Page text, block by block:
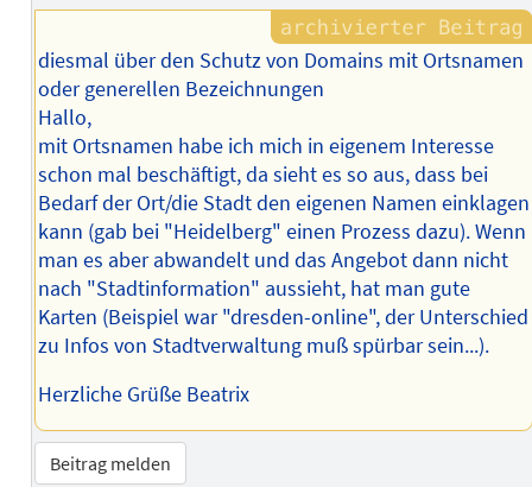
diesmal über den Schutz von Domains mit Ortsnamen
oder generellen Bezeichnungen
Hallo,
mit Ortsnamen habe ich mich in eigenem Interesse
schon mal beschäftigt, da sieht es so aus, dass bei
Bedarf der Ort/die Stadt den eigenen Namen einklagen
kann (gab bei "Heidelberg" einen Prozess dazu). Wenn
man es aber abwandelt und das Angebot dann nicht
nach "Stadtinformation" aussieht, hat man gute
Karten (Beispiel war "dresden-online", der Unterschied
zu Infos von Stadtverwaltung muß spürbar sein...).
Herzliche Grüße Beatrix
Beitrag melden